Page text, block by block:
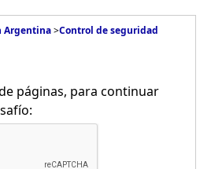
Argentina>Control de seguridad
páginas, para continuar